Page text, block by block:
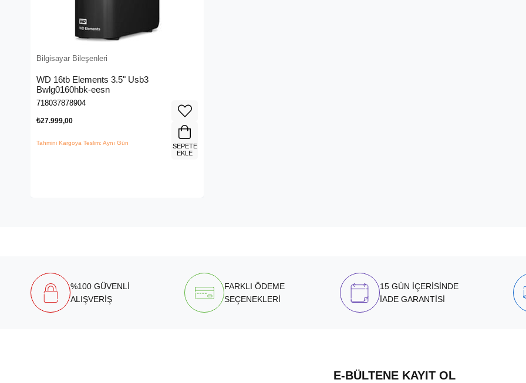
Bilgisayar Bileşenleri
WD 16tb Elements 3.5" Usb3
Bwlg0160hbk-eesn
718037878904
₺27.999,00
Tahmini Kargoya Teslim: Aynı Gün
SEPETE
EKLE
%100 GÜVENLİ
ALIŞVERİŞ
FARKLI ÖDEME
SEÇENEKLERİ
15 GÜN İÇERİSİNDE
İADE GARANTİSİ
E-BÜLTENE KAYIT OL